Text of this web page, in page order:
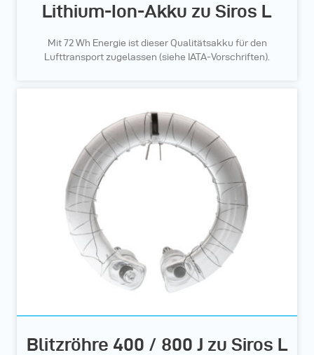
Lithium-Ion-Akku zu Siros L
Mit 72 Wh Energie ist dieser Qualitätsakku für den
Lufttransport zugelassen (siehe IATA-Vorschriften).
Blitzröhre 400 / 800 J zu Siros L